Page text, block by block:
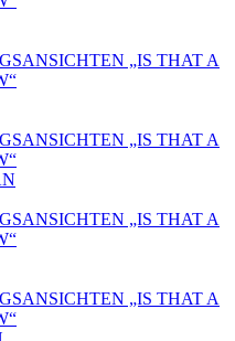
„IS THAT A
„IS THAT A
„IS THAT A
„IS THAT A